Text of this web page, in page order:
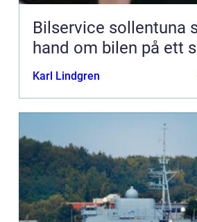
Bilservice sollentuna så tar du
hand om bilen på ett
Karl Lindgren